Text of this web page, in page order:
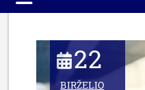
22
BIRŽELIO